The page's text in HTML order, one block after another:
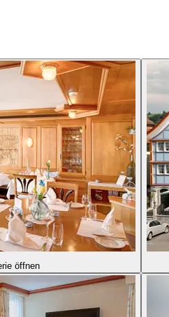
öffnen